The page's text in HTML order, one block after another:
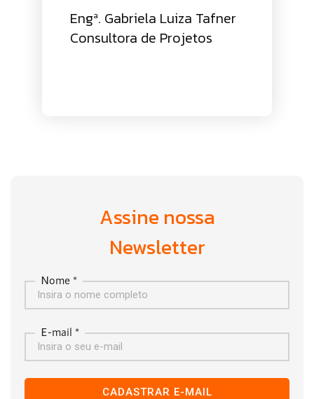
Engª. Gabriela Luiza Tafner
Consultora de Projetos
Assine nossa
Newsletter
Nome *
E-mail *
CADASTRAR E-MAIL